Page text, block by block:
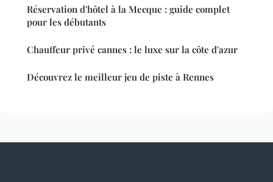
Réservation d'hôtel à la Mecque : guide complet
pour les débutants
Chauffeur privé cannes : le luxe sur la côte d'azur
Découvrez le meilleur jeu de piste à Rennes